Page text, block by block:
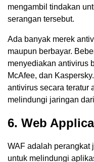
mengambil tindakan
serangan tersebut.
Ada banyak merek
maupun berbayar.
menyediakan antivirus
McAfee, dan
antivirus secara teratur
melindungi jaringan
6. Web
WAF adalah perangkat
untuk melindungi